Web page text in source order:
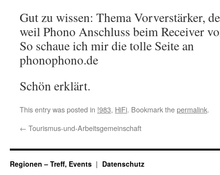
Gut zu wissen: Thema Vorverstärker,
weil Phono Anschluss beim Receiver
So schaue ich mir die tolle Seite an
phonophono.de
Schön erklärt.
This entry was posted in !983, HiFi. Bookmark thepermalink.
← Tourismus-und-Arbeitsgemeinschaft
Regionen – Treff, Events Datenschutz